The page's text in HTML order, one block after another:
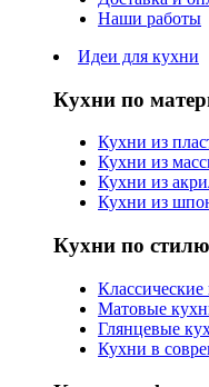
Наши работы
Идеи для кухни
Кухни по
Кухни из
Кухни из
Кухни из
Кухни из
Кухни по стилю
Классические
Матовые
Глянцевые
Кухни в